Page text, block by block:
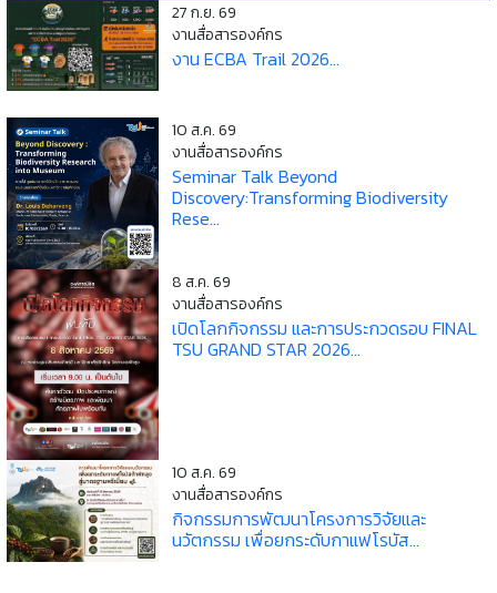
27 ก.ย. 69
งานสื่อสารองค์กร
งาน ECBA Trail 2026...
10 ส.ค. 69
งานสื่อสารองค์กร
Seminar Talk Beyond
Discovery:Transforming Biodiversity
Rese...
8 ส.ค. 69
งานสื่อสารองค์กร
เปิดโลกกิจกรรม และการประกวดรอบ FINAL
TSU GRAND STAR 2026...
10 ส.ค. 69
งานสื่อสารองค์กร
กิจกรรมการพัฒนาโครงการวิจัยและ
นวัตกรรม เพื่อยกระดับกาแฟโรบัส...